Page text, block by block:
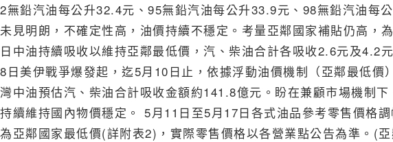
2無鉛汽油每公升32.4元、95無鉛汽油每公升33.9元、98無鉛汽油每
未見明朗，不確定性高，油價持續不穩定。考量亞鄰國家補貼仍高，
日中油持續吸收以維持亞鄰最低價，汽、柴油合計各吸收2.6元及4.2
8日美伊戰爭爆發起，迄5月10日止，依據浮動油價機制（亞鄰最低價
灣中油預估汽、柴油合計吸收金額約141.8億元。盼在兼顧市場機制
持續維持國內物價穩定。 5月11日至5月17日各式油品參考零售價格
為亞鄰國家最低價(詳附表2)，實際零售價格以各營業點公告為準。(